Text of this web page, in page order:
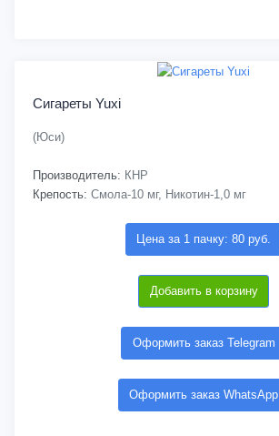
Сигареты Yuxi
(Юси)
Производитель: КНР
Крепость: Смола-10 мг, Никотин-1,0 мг
Цена за 1 пачку: 80 руб.
Добавить в корзину
Оформить заказ Telegram
Оформить заказ WhatsApp